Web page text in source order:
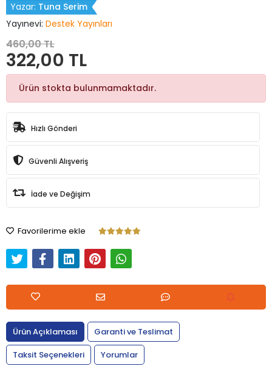
Yazar: Tuna Serim
Yayınevi: Destek Yayınları
460,00 TL
322,00 TL
Ürün stokta bulunmamaktadır.
Hızlı Gönderi
Güvenli Alışveriş
İade ve Değişim
Favorilerime ekle
Ürün Açıklaması
Garanti ve Teslimat
Taksit Seçenekleri
Yorumlar